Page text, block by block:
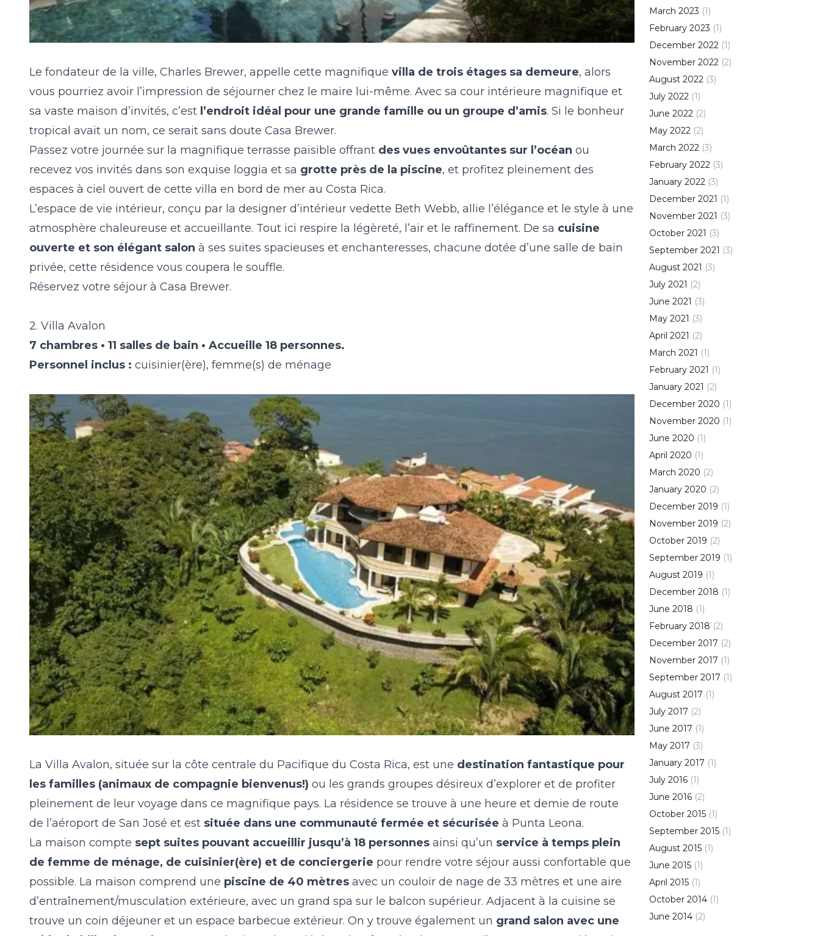
Le fondateur de la ville, Charles Brewer, appelle cette magnifique villa de trois étages sa demeure, alors
vous pourriez avoir l’impression de séjourner chez le maire lui-même. Avec sa cour intérieure magnifique et
sa vaste maison d’invités, c’est l’endroit idéal pour une grande famille ou un groupe d’amis. Si le bonheur
tropical avait un nom, ce serait sans doute Casa Brewer.
Passez votre journée sur la magnifique terrasse paisible offrant des vues envoûtantes sur l’océan ou
recevez vos invités dans son exquise loggia et sa grotte près de la piscine, et profitez pleinement des
espaces à ciel ouvert de cette villa en bord de mer au Costa Rica.
L’espace de vie intérieur, conçu par la designer d’intérieur vedette Beth Webb, allie l’élégance et le style à une
atmosphère chaleureuse et accueillante. Tout ici respire la légèreté, l’air et le raffinement. De sa cuisine
ouverte et son élégant salon à ses suites spacieuses et enchanteresses, chacune dotée d’une salle de bain
privée, cette résidence vous coupera le souffle.
Réservez votre séjour à Casa Brewer.
2. Villa Avalon
7 chambres • 11 salles de bain • Accueille 18 personnes.
Personnel inclus : cuisinier(ère), femme(s) de ménage
La Villa Avalon, située sur la côte centrale du Pacifique du Costa Rica, est une destination fantastique pour
les familles (animaux de compagnie bienvenus!) ou les grands groupes désireux d’explorer et de profiter
pleinement de leur voyage dans ce magnifique pays. La résidence se trouve à une heure et demie de route
de l’aéroport de San José et est située dans une communauté fermée et sécurisée à Punta Leona.
La maison compte sept suites pouvant accueillir jusqu’à 18 personnes ainsi qu’un service à temps plein
de femme de ménage, de cuisinier(ère) et de conciergerie pour rendre votre séjour aussi confortable que
possible. La maison comprend une piscine de 40 mètres avec un couloir de nage de 33 mètres et une aire
d’entraînement/musculation extérieure, avec un grand spa sur le balcon supérieur. Adjacent à la cuisine se
trouve un coin déjeuner et un espace barbecue extérieur. On y trouve également un grand salon avec une
March 2023 (1)
February 2023 (1)
December 2022 (1)
November 2022 (2)
August 2022 (3)
July 2022 (1)
June 2022 (2)
May 2022 (2)
March 2022 (3)
February 2022 (3)
January 2022 (3)
December 2021 (1)
November 2021 (3)
October 2021 (3)
September 2021 (3)
August 2021 (3)
July 2021 (2)
June 2021 (3)
May 2021 (3)
April 2021 (2)
March 2021 (1)
February 2021 (1)
January 2021 (2)
December 2020 (1)
November 2020 (1)
June 2020 (1)
April 2020 (1)
March 2020 (2)
January 2020 (2)
December 2019 (1)
November 2019 (2)
October 2019 (2)
September 2019 (1)
August 2019 (1)
December 2018 (1)
June 2018 (1)
February 2018 (2)
December 2017 (2)
November 2017 (1)
September 2017 (1)
August 2017 (1)
July 2017 (2)
June 2017 (1)
May 2017 (3)
January 2017 (1)
July 2016 (1)
June 2016 (2)
October 2015 (1)
September 2015 (1)
August 2015 (1)
June 2015 (1)
April 2015 (1)
October 2014 (1)
June 2014 (2)